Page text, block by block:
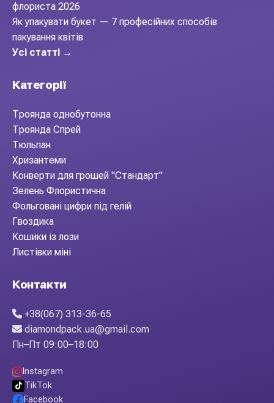
флориста 2026
Як упакувати букет — 7 професійних способів
пакування квітів
Усі статті →
Категорії
Троянда однобутонна
Троянда Спрей
Тюльпан
Хризантеми
Конверти для грошей "Стандарт"
Зелень Флористична
Фольговані цифри під гелій
Гвоздика
Кошики із лози
Листівки міні
Контакти
+38(067) 313-36-65
diamondpack.ua@gmail.com
Пн–Пт 09:00–18:00
Instagram
TikTok
Facebook